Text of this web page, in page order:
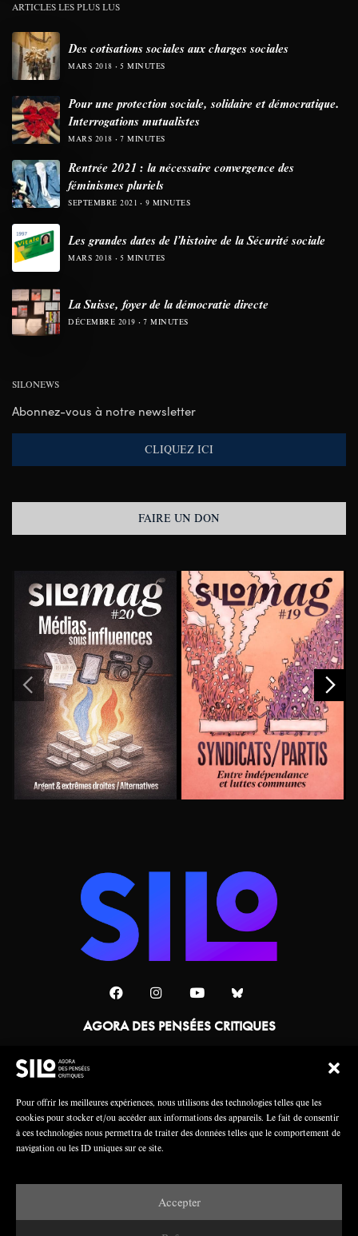
Pour offrir les meilleures expériences, nous utilisons des technologies telles que les
cookies pour stocker et/ou accéder aux informations des appareils. Le fait de consentir
à ces technologies nous permettra de traiter des données telles que le comportement de
navigation ou les ID uniques sur ce site.
Accepter
ARTICLES LES PLUS LUS
Des cotisations sociales aux charges sociales
MARS 2018 5 MINUTES
Pour une protection sociale, solidaire et démocratique.
Interrogations mutualistes
MARS 2018 7 MINUTES
Rentrée 2021 : la nécessaire convergence des
féminismes pluriels
SEPTEMBRE 2021 9 MINUTES
Les grandes dates de l’histoire de la Sécurité sociale
MARS 2018 5 MINUTES
La Suisse, foyer de la démocratie directe
DÉCEMBRE 2019 7 MINUTES
SILONEWS
Abonnez-vous à notre newsletter
CLIQUEZ ICI
FAIRE UN DON
AGORA DES PENSÉES CRITIQUES